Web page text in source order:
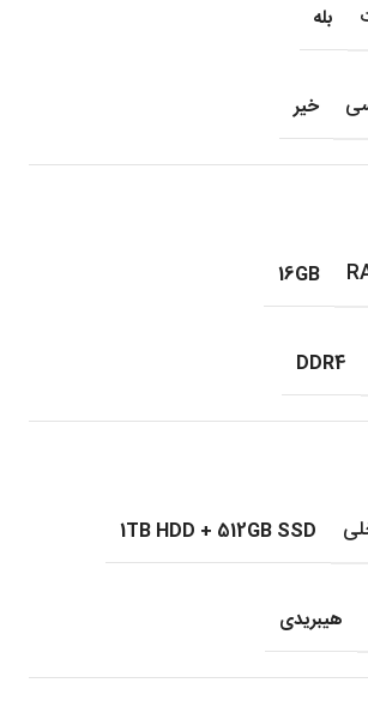
بله
خیر
16GB
DDR4
1TB HDD + 512GB SSD
هیبریدی